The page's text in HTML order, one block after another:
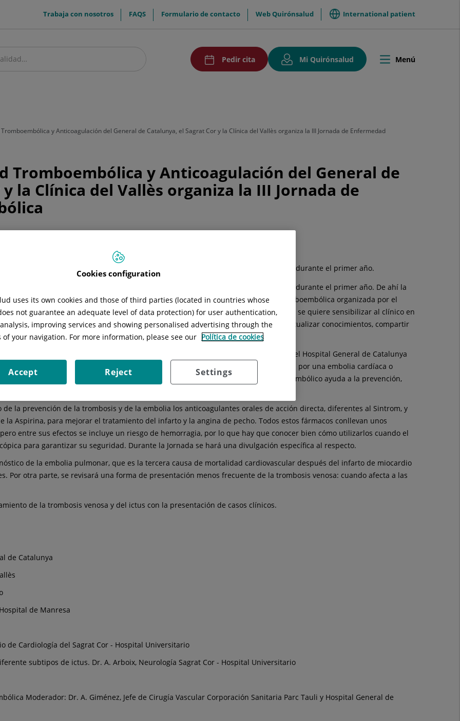
menuTop
Trabaja con nosotros FAQS Formulario de contacto Web Quirónsalud International patient
menuAcceso
Pedir cita Este
enlace
se
Mi Quirónsalud Este
enlace
se
Toggle
Menú
y Anticoagulación del General de Catalunya, el Sagrat Cor y la Clínica del Vallès organiza la III Jornada de Enfermedad
Tromboembólica y Anticoagulación del General de
la Clínica del Vallès organiza la III Jornada de
que otros Accidentes Vasculares Cerebrales (AVC) isquémicos, hasta el 50% durante el primer año.
que otros Accidentes Vasculares Cerebrales (AVC) isquémicos, hasta el 50% durante el primer año. De ahí la
y abordaje terapéutico correcto. Con la III Jornada de Enfermedad Tromboembólica organizada por el
Sagrat Cor Hospital Universitario y Clínica del Vallès, del grupo Quirónsalud, se quiere sensibilizar al clínico en
el estudio etiológico del ictus y si es necesario un tratamiento anticoagulante. Actualizar conocimientos, compartir
especialidades implicadas son los objetivos de esta III Jornada.
de diversos centros de Quirónsalud Catalunya organiza el próximo jueves en el Hospital General de Catalunya
la importancia de realizar un diagnóstico preciso del infarto cerebral (ictus) ya sea por una embolia cardíaca o
será diferente. Conocer las enfermedades que producen el ictus cardioembólico ayuda a la prevención,
la prevención de la trombosis y de la embolia los anticoagulantes orales de acción directa, diferentes al Sintrom, y
la Aspirina, para mejorar el tratamiento del infarto y la angina de pecho. Todos estos fármacos conllevan unos
entre sus efectos se incluye un riesgo de hemorragia, por lo que hay que conocer bien cómo utilizarlos cuando el
para garantizar su seguridad. Durante la Jornada se hará una divulgación específica al respecto.
de la embolia pulmonar, que es la tercera causa de mortalidad cardiovascular después del infarto de miocardio
Por otra parte, se revisará una forma de presentación menos frecuente de la trombosis venosa: cuando afecta a las
de la trombosis venosa y del ictus con la presentación de casos clínicos.
de Catalunya
de Manresa
de Cardiología del Sagrat Cor - Hospital Universitario
subtipos de ictus. Dr. A. Arboix, Neurología Sagrat Cor - Hospital Universitario
Moderador: Dr. A. Giménez, Jefe de Cirugía Vascular Corporación Sanitaria Parc Tauli y Hospital General de
Cookies configuration
uses its own cookies and those of third parties (located in countries whose
not guarantee an adequate level of data protection) for user authentication,
improving services and showing personalised advertising through the
of your navigation. For more information, please see our Política de cookies
Settings
Reject
Accept